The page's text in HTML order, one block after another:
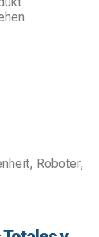
, Roboter,